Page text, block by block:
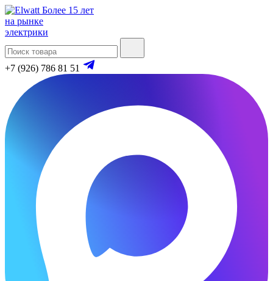
Более 15 лет
на рынке
электрики
+7 (926) 786 81 51